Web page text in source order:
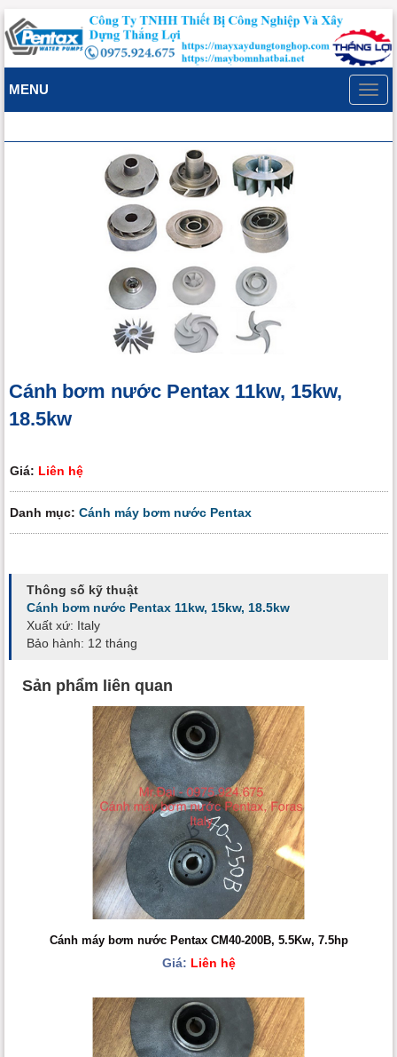
MENU
Cánh bơm nước Pentax 11kw, 15kw,
18.5kw
Giá: Liên hệ
Danh mục: Cánh máy bơm nước Pentax
Thông số kỹ thuật
Cánh bơm nước Pentax 11kw, 15kw, 18.5kw
Xuất xứ: Italy
Bảo hành: 12 tháng
Sản phẩm liên quan
Cánh máy bơm nước Pentax CM40-200B, 5.5Kw, 7.5hp
Giá: Liên hệ